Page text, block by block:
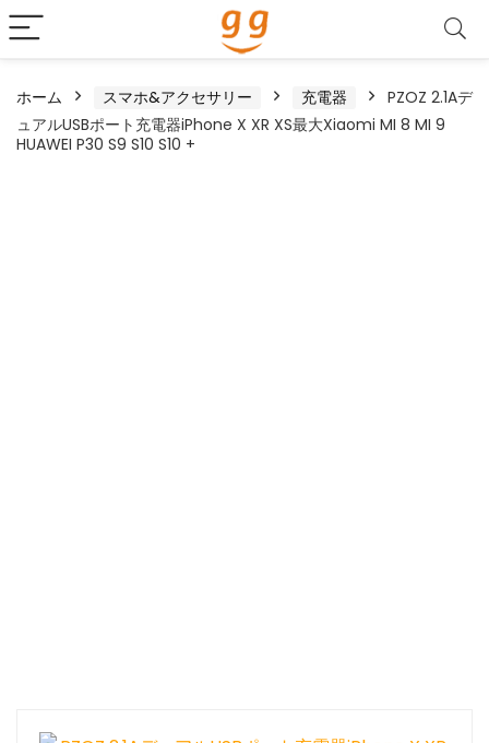
ホーム スマホ&アクセサリー 充電器
PZOZ 2.1Aデ
ュアルUSBポート充電器iPhone X XR XS最大Xiaomi MI 8 MI 9
HUAWEI P30 S9 S10 S10 +